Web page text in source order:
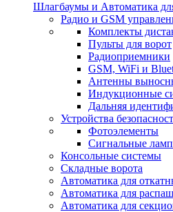
Шлагбаумы и Автоматика
Радио и GSM
Комплекты
Пульты для ворот
Радиоприемники
GSM, WiFi и
Антенны
Индукционные
Дальняя
Устройства
Фотоэлементы
Сигнальные
Консольные системы
Складные ворота
Автоматика для
Автоматика для
Автоматика для